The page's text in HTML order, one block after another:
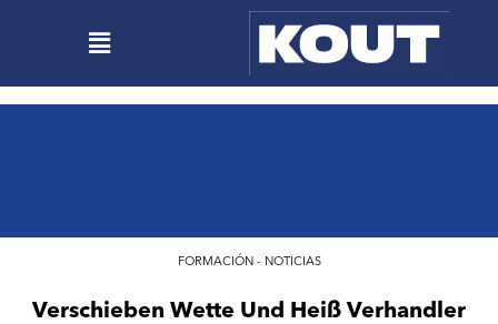
Menú
FORMACIÓN - NOTICIAS
Verschieben Wette Und Heiß Verhandler